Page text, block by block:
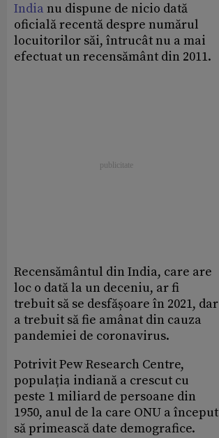
India nu dispune de nicio dată
oficială recentă despre numărul
locuitorilor săi, întrucât nu a mai
efectuat un recensământ din 2011.
Recensământul din India, care are
loc o dată la un deceniu, ar fi
trebuit să se desfășoare în 2021, dar
a trebuit să fie amânat din cauza
pandemiei de coronavirus.
Potrivit Pew Research Centre,
populația indiană a crescut cu
peste 1 miliard de persoane din
1950, anul de la care ONU a început
să primească date demografice.